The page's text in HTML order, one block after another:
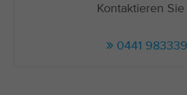
Kontaktieren Sie
0441